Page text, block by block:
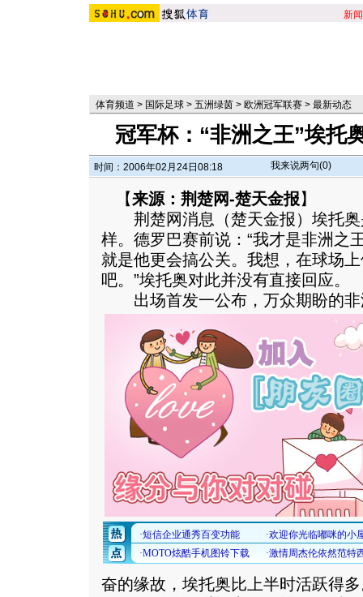
新闻
体育频道 > 国际足球 > 五洲绿茵 > 欧洲冠军联赛 > 最新动态
冠军杯：“非洲之王”埃托
时间：2006年02月24日08:18 我来说两句(0)
【来源：荆楚网-楚天金报】
荆楚网消息（楚天金报）埃托奥
样。德罗巴赛前说：“我才是非洲之
就是他更会搞公关。我想，在球场
吧。”埃托奥对此并没有直接回应。
出场首发一公布，万众期盼的非
奋的缘故，埃托奥比上半时活跃得